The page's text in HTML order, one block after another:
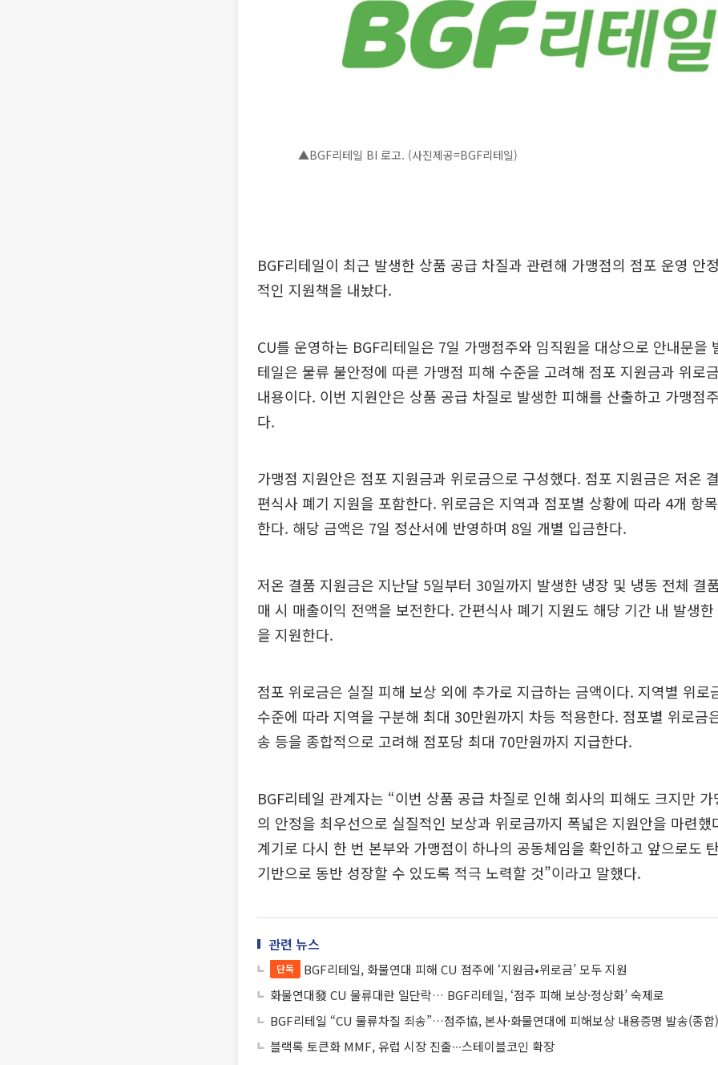
▲BGF리테일 BI 로고. (사진제공=BGF리테일)
BGF리테일이 최근 발생한 상품 공급 차질과 관련해 가맹점의 점포 운영 안
적인 지원책을 내놨다.
CU를 운영하는 BGF리테일은 7일 가맹점주와 임직원을 대상으로 안내문을
테일은 물류 불안정에 따른 가맹점 피해 수준을 고려해 점포 지원금과 위로
내용이다. 이번 지원안은 상품 공급 차질로 발생한 피해를 산출하고 가맹점
다.
가맹점 지원안은 점포 지원금과 위로금으로 구성했다. 점포 지원금은 저온
편식사 폐기 지원을 포함한다. 위로금은 지역과 점포별 상황에 따라 4개 항
한다. 해당 금액은 7일 정산서에 반영하며 8일 개별 입금한다.
저온 결품 지원금은 지난달 5일부터 30일까지 발생한 냉장 및 냉동 전체 결
매 시 매출이익 전액을 보전한다. 간편식사 폐기 지원도 해당 기간 내 발생
을 지원한다.
점포 위로금은 실질 피해 보상 외에 추가로 지급하는 금액이다. 지역별 위로
수준에 따라 지역을 구분해 최대 30만원까지 차등 적용한다. 점포별 위로금
송 등을 종합적으로 고려해 점포당 최대 70만원까지 지급한다.
BGF리테일 관계자는 “이번 상품 공급 차질로 인해 회사의 피해도 크지만
의 안정을 최우선으로 실질적인 보상과 위로금까지 폭넓은 지원안을 마련했
계기로 다시 한 번 본부와 가맹점이 하나의 공동체임을 확인하고 앞으로도
기반으로 동반 성장할 수 있도록 적극 노력할 것”이라고 말했다.
관련 뉴스
단독
BGF리테일, 화물연대 피해 CU 점주에 ‘지원금•위로금’ 모두 지원
화물연대發 CU 물류대란 일단락… BGF리테일, ‘점주 피해 보상·정상화’ 숙제로
BGF리테일 “CU 물류차질 죄송”…점주協, 본사·화물연대에 피해보상 내용증명 발송(종합)
블랙록 토큰화 MMF, 유럽 시장 진출∙∙∙스테이블코인 확장